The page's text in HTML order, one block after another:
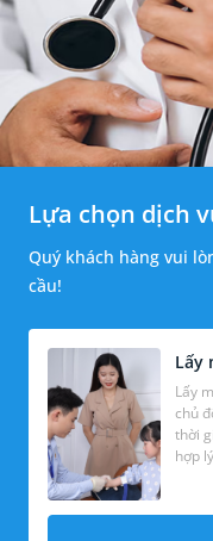
Lựa chọn dịch
Quý khách hàng vui
cầu!
Lấy
Lấy
chủ
thời gian đi lại,
hợp